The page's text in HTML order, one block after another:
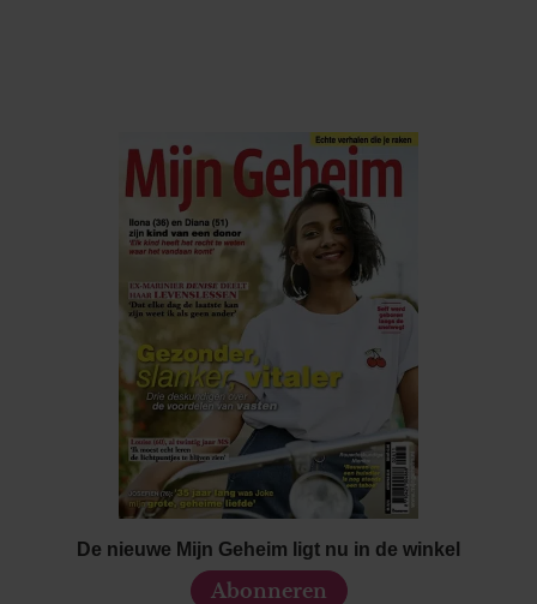
De nieuwe Mijn Geheim ligt nu in de winkel
Abonneren